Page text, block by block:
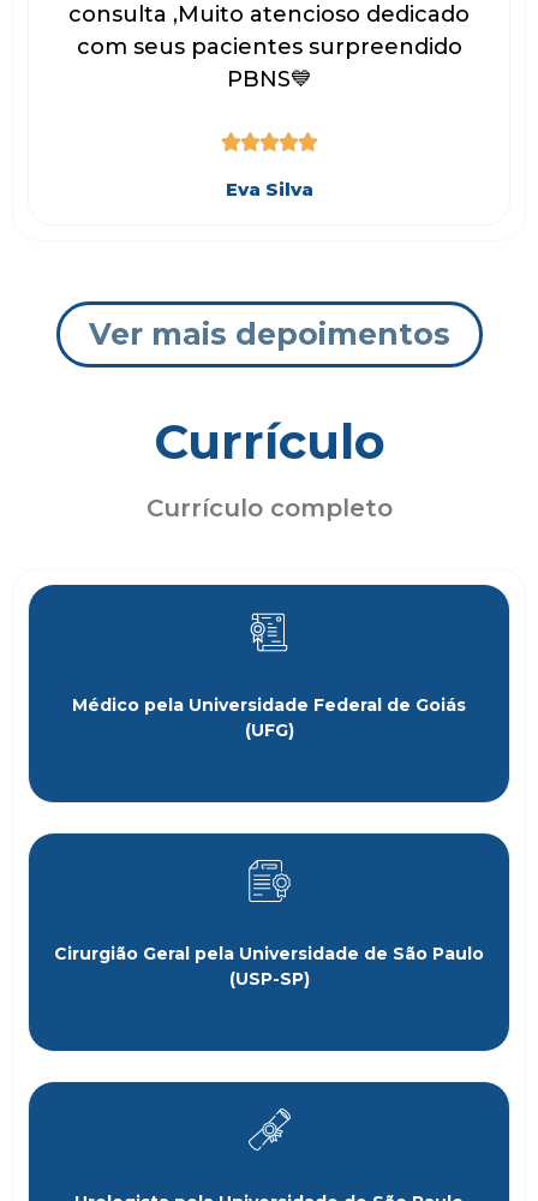
consulta ,Muito atencioso dedicado
com seus pacientes surpreendido
PBNS💙

Eva Silva
Ver mais depoimentos
Currículo
Currículo completo
Médico pela Universidade Federal de Goiás
(UFG)
Cirurgião Geral pela Universidade de São Paulo
(USP-SP)